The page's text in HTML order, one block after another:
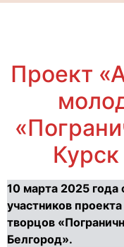
Проект
10 марта 2025 года
участников
творцов
Белгород».